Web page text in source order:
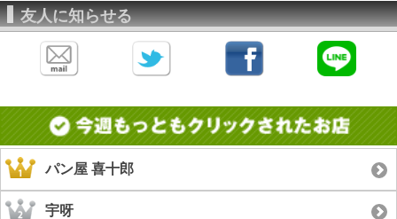
友人に知らせる
パン屋 喜十郎
宇呀